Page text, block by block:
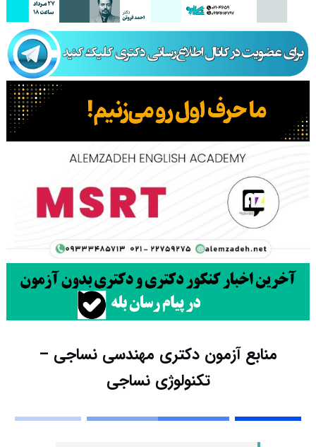
منابع آزمون دکتری مهندسی نساجی –
تکنولوژی نساجی